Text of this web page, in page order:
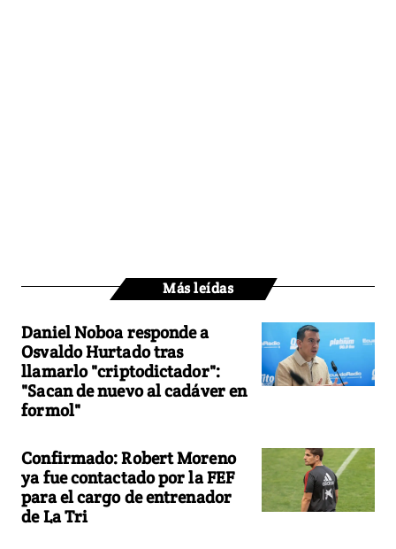
Más leídas
Daniel Noboa responde a
Osvaldo Hurtado tras
llamarlo "criptodictador":
"Sacan de nuevo al cadáver en
formol"
Confirmado: Robert Moreno
ya fue contactado por la FEF
para el cargo de entrenador
de La Tri